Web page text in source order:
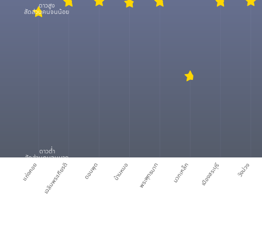
แก่งคอย เฉลิมพระเกียรติ ดอนพุด บ้านหมอ พระพุทธบาท มวกเหล็ก เมืองสระบุรี วังม่วง
ดาวสูง
สัดส่วนคนจนน้อย
ดาวต่ำ
สัดส่วนคนจนมาก